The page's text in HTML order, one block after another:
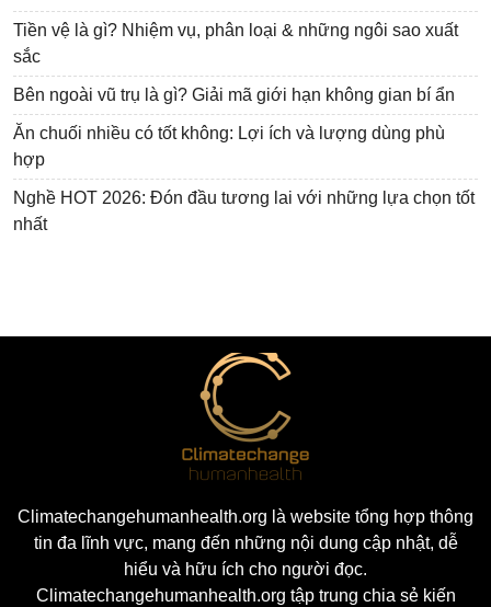
Tiền vệ là gì? Nhiệm vụ, phân loại & những ngôi sao xuất
sắc
Bên ngoài vũ trụ là gì? Giải mã giới hạn không gian bí ẩn
Ăn chuối nhiều có tốt không: Lợi ích và lượng dùng phù
hợp
Nghề HOT 2026: Đón đầu tương lai với những lựa chọn tốt
nhất
Climatechangehumanhealth.org là website tổng hợp thông
tin đa lĩnh vực, mang đến những nội dung cập nhật, dễ
hiểu và hữu ích cho người đọc.
Climatechangehumanhealth.org tập trung chia sẻ kiến